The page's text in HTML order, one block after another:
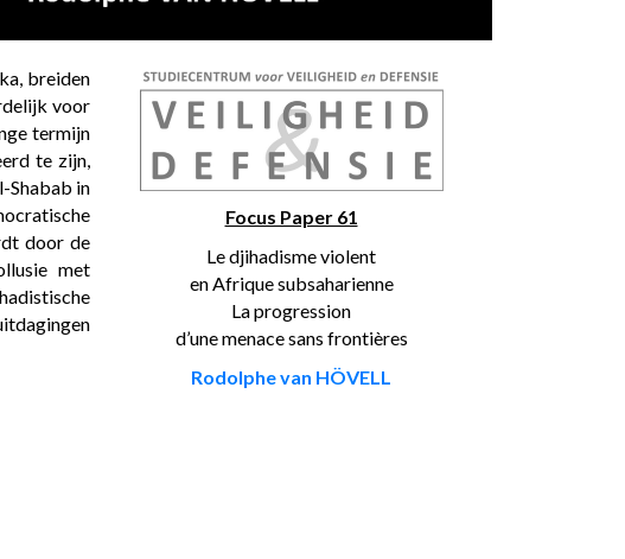
breiden
voor
termijn
te zijn,
Shabab in
door de
met
Focus Paper 61
Le djihadisme violent
en Afrique subsaharienne
La progression
d’une menace sans frontières
Rodolphe van HÖVELL